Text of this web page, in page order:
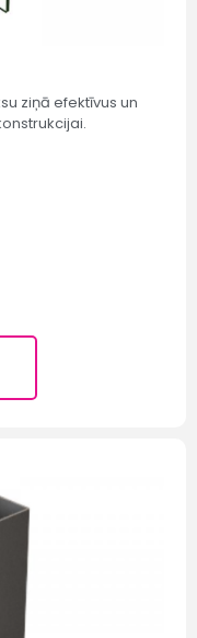
ziņā efektīvus un